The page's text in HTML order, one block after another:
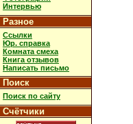
Интервью
Разное
Ссылки
Юр. справка
Комната смеха
Книга отзывов
Написать письмо
Поиск
Поиск по сайту
Счётчики